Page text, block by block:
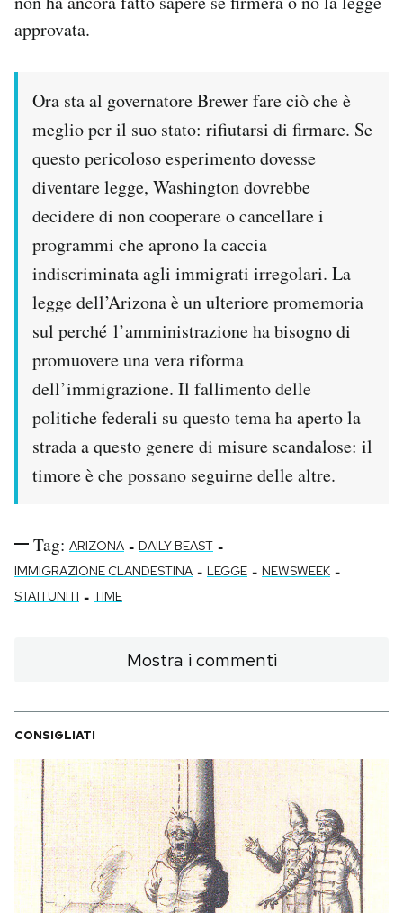
approvata.
Ora sta al governatore Brewer fare ciò che è
meglio per il suo stato: rifiutarsi di firmare. Se
questo pericoloso esperimento dovesse
diventare legge, Washington dovrebbe
decidere di non cooperare o cancellare i
programmi che aprono la caccia
indiscriminata agli immigrati irregolari. La
legge dell’Arizona è un ulteriore promemoria
sul perché l’amministrazione ha bisogno di
promuovere una vera riforma
dell’immigrazione. Il fallimento delle
politiche federali su questo tema ha aperto la
strada a questo genere di misure scandalose: il
timore è che possano seguirne delle altre.
Tag: ARIZONA - DAILY BEAST -
IMMIGRAZIONE CLANDESTINA - LEGGE - NEWSWEEK -
STATI UNITI - TIME
Mostra i commenti
CONSIGLIATI